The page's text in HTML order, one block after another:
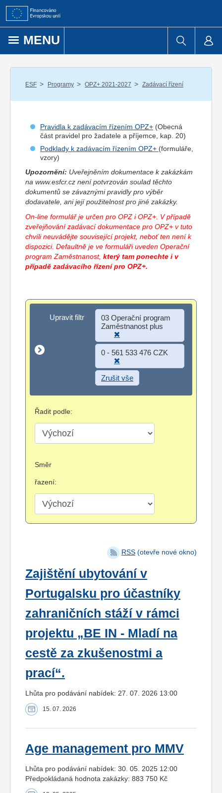
Přejít k obsahu
MENU
ESF / Programy / OPZ+ 2021-2027 / Zadávací řízení
Pravidla k zadávacím řízením OPZ+ (Obecná
část pravidel pro žadatele a příjemce , kap. 20)
Podklady k zadávacím řízením OPZ+ (formuláře,
vzory)
Upozornění: Uveřejněním dokumentace k zakázkám
na www.esfcr.cz není potvrzován soulad těchto
dokumentů se závaznými pravidly pro výběr
dodavatele, ani její použitelnost pro jiné zakázky.
On-line formulář je určen pro OPZ i OPZ+. V případě
zveřejňování zadávací dokumentace pro OPZ+ v tuto
chvíli neuvádějte související projekt, neboť ten není k
dispozici. Defaultně je ve formuláři uveden Operační
program Zaměstnanost, který tam ponechte i v
případě zadávacího řízení pro OPZ+.
Upravit filtr
Upravit filtr
03 Operační program
Zaměstnanost plus
0 - 561 533 476 CZK
Zrušit vše
Řadit podle:
Směr
řazení:
RSS (otevře nové okno)
Zajištění ubytování v
Portugalsku pro účastníky
zahraničních stáží v rámci
projektu „BE IN - Mladí na
cestě za zkušenostmi a
prací“.
Lhůta pro podávání nabídek: 27. 07. 2026 13:00
15. 07. 2026
Age management pro MMV
Lhůta pro podávání nabídek: 30. 05. 2025 12:00
Předpokládaná hodnota zakázky: 883 750 Kč